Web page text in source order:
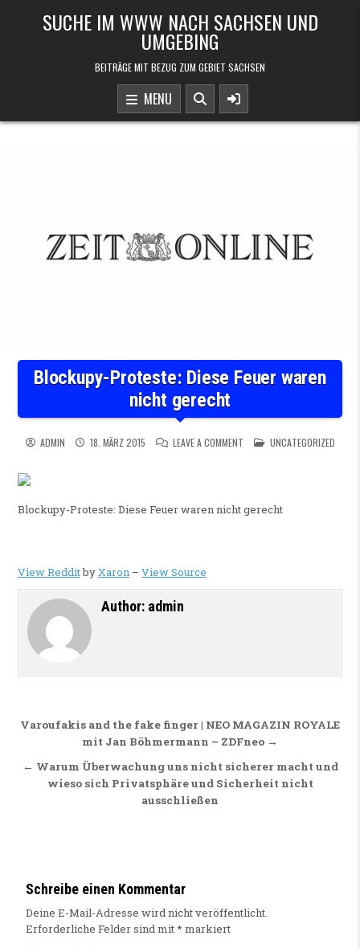
SUCHE IM WWW NACH SACHSEN UND
UMGEBING
BEITRÄGE MIT BEZUG ZUM GEBIET SACHSEN
MENU
Blockupy-Proteste: Diese Feuer waren
nicht gerecht
ADMIN 18. MÄRZ 2015 LEAVE A COMMENTON BLOCKUPY-PROTESTE:
POSTED IN
UNCATEGORIZED
Blockupy-Proteste: Diese Feuer waren nicht gerecht
View RedditbyXaron– View Source
Author: admin
Beitragsnavigation
Varoufakis and the fake finger | NEO MAGAZIN ROYALE
mit Jan Böhmermann – ZDFneo →
← Warum Überwachung uns nicht sicherer macht und
wieso sich Privatsphäre und Sicherheit nicht
ausschließen
Schreibe einen Kommentar
Deine E-Mail-Adresse wird nicht veröffentlicht.
Erforderliche Felder sind mit* markiert